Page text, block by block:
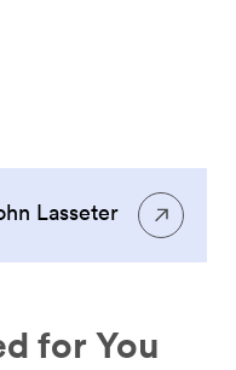
Lasseter
for You